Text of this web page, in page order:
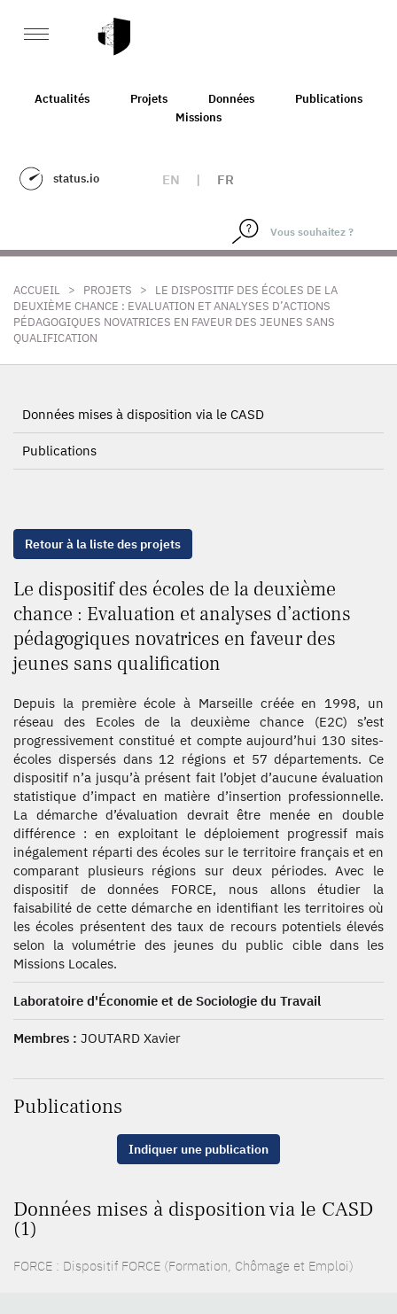
Actualités Projets Données
Publications
Missions
status.io EN | FR
ACCUEIL > PROJETS >
LE DISPOSITIF DES ÉCOLES DE LA
DEUXIÈME CHANCE : EVALUATION ET ANALYSES D’ACTIONS
PÉDAGOGIQUES NOVATRICES EN FAVEUR DES JEUNES SANS
QUALIFICATION
Données mises à disposition via le CASD
Publications
Retour à la liste des projets
Le dispositif des écoles de la deuxième
chance : Evaluation et analyses d’actions
pédagogiques novatrices en faveur des
jeunes sans qualification
Depuis la première école à Marseille créée en 1998, un
réseau des Ecoles de la deuxième chance (E2C) s’est
progressivement constitué et compte aujourd’hui 130 sites-
écoles dispersés dans 12 régions et 57 départements. Ce
dispositif n’a jusqu’à présent fait l’objet d’aucune évaluation
statistique d’impact en matière d’insertion professionnelle.
La démarche d’évaluation devrait être menée en double
différence : en exploitant le déploiement progressif mais
inégalement réparti des écoles sur le territoire français et en
comparant plusieurs régions sur deux périodes. Avec le
dispositif de données FORCE, nous allons étudier la
faisabilité de cette démarche en identifiant les territoires où
les écoles présentent des taux de recours potentiels élevés
selon la volumétrie des jeunes du public cible dans les
Missions Locales.
Laboratoire d'Économie et de Sociologie du Travail
Membres : JOUTARD Xavier
Publications
Indiquer une publication
Données mises à disposition via le CASD
(1)
FORCE : Dispositif FORCE (Formation, Chômage et Emploi)